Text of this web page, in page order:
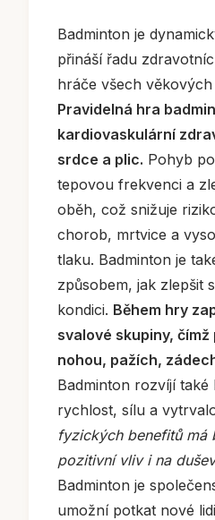
Badminton je
přináší řadu
hráče všech
Pravidelná hra
kardiovaskulární
srdce a plic. Pohyb
tepovou frekvenci a
oběh, což snižuje
chorob, mrtvice a
tlaku. Badminton je
způsobem, jak zlepšit
kondici. Během hry
svalové skupiny,
nohou, pažích,
Badminton rozvíjí také
rychlost, sílu a
fyzických benefitů má
pozitivní vliv i na
Badminton je
umožní potkat nové